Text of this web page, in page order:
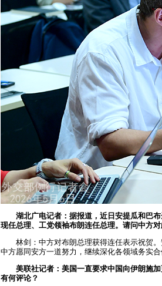
湖北广电记者：据报道，近日安提瓜和巴
现任总理、工党领袖布朗连任总理。请问中方对
林剑：中方对布朗总理获得连任表示祝贺
中方愿同安方一道努力，继续深化各领域务实
美联社记者：美国一直要求中国向伊朗施
有何评论？